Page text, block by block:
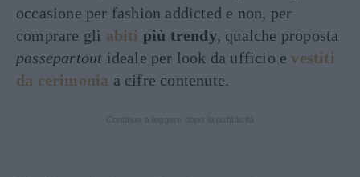
occasione per fashion addicted e non, per
comprare gli abiti più trendy, qualche proposta
passepartout ideale per look da ufficio evestiti
da cerimonia a cifre contenute.